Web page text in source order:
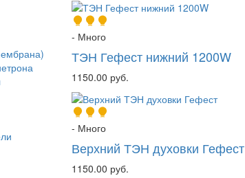
- Много
ТЭН Гефест нижний 1200W
1150.00 руб.
- Много
Верхний ТЭН духовки Гефест
1150.00 руб.